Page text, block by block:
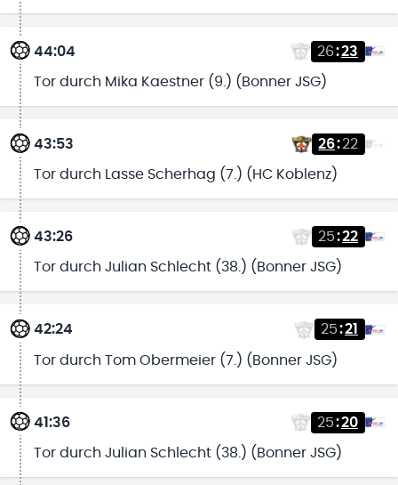
44:04 26:23
Tor durch Mika Kaestner (9.) (Bonner JSG)
43:53 26:22
Tor durch Lasse Scherhag (7.) (HC Koblenz)
43:26 25:22
Tor durch Julian Schlecht (38.) (Bonner JSG)
42:24 25:21
Tor durch Tom Obermeier (7.) (Bonner JSG)
41:36 25:20
Tor durch Julian Schlecht (38.) (Bonner JSG)